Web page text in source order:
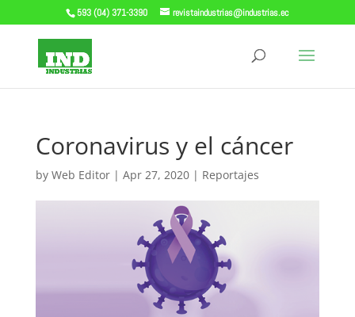
593 (04) 371-3390 revistaindustrias@industrias.ec
Coronavirus y el cáncer
by Web Editor| Apr 27, 2020| Reportajes